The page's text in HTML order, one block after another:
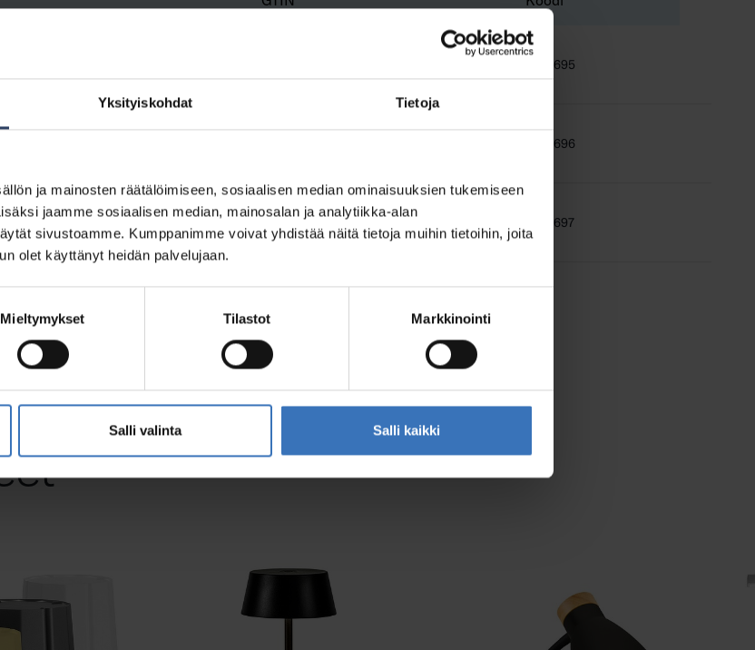
Yksityiskohdat Tietoja
ja mainosten räätälöimiseen, sosiaalisen median ominaisuuksien tukemiseen
jaamme sosiaalisen median, mainosalan ja analytiikka-alan
sivustoamme. Kumppanimme voivat yhdistää näitä tietoja muihin tietoihin, joita
olet käyttänyt heidän palvelujaan.
Mieltymykset Tilastot Markkinointi
Salli valinta Salli kaikki
9610695
9610696
6435200316578 9610697